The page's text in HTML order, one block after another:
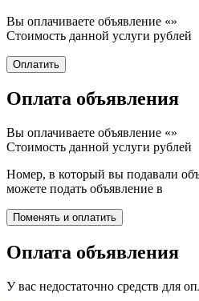
Вы оплачиваете объявление «»
Стоимость данной услуги рублей
Оплата объявления
Вы оплачиваете объявление «»
Стоимость данной услуги рублей
Номер, в который вы подавали
можете подать объявление в
Оплата объявления
У вас недостаточно средств для